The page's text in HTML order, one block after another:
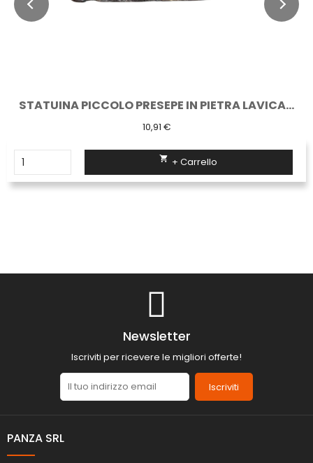
STATUINA PICCOLO PRESEPE IN PIETRA LAVICA...
10,91 €
 + Carrello
Newsletter
Iscriviti per ricevere le migliori offerte!
Iscriviti
PANZA SRL